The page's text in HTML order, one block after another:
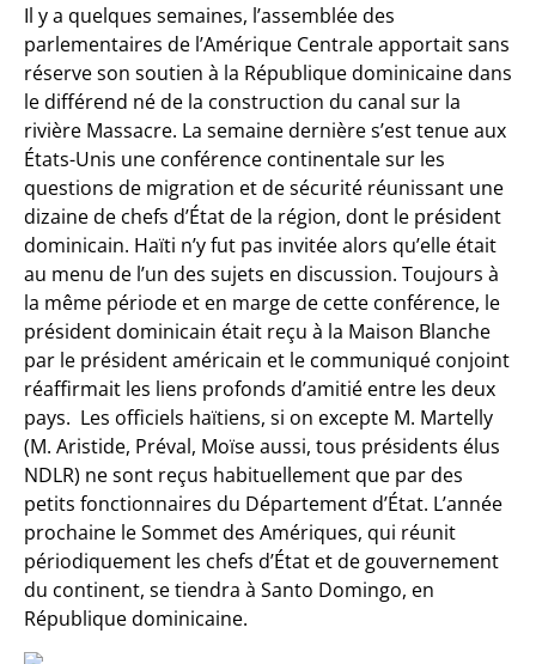
Il y a quelques semaines, l’assemblée des
parlementaires de l’Amérique Centrale apportait sans
réserve son soutien à la République dominicaine dans
le différend né de la construction du canal sur la
rivière Massacre. La semaine dernière s’est tenue aux
États-Unis une conférence continentale sur les
questions de migration et de sécurité réunissant une
dizaine de chefs d’État de la région, dont le président
dominicain. Haïti n’y fut pas invitée alors qu’elle était
au menu de l’un des sujets en discussion. Toujours à
la même période et en marge de cette conférence, le
président dominicain était reçu à la Maison Blanche
par le président américain et le communiqué conjoint
réaffirmait les liens profonds d’amitié entre les deux
pays. Les officiels haïtiens, si on excepte M. Martelly
(M. Aristide, Préval, Moïse aussi, tous présidents élus
NDLR) ne sont reçus habituellement que par des
petits fonctionnaires du Département d’État. L’année
prochaine le Sommet des Amériques, qui réunit
périodiquement les chefs d’État et de gouvernement
du continent, se tiendra à Santo Domingo, en
République dominicaine.